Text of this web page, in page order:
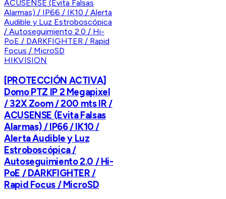
HIKVISION
[PROTECCIÓN ACTIVA]
Domo PTZ IP 2 Megapixel
/ 32X Zoom / 200 mts IR /
ACUSENSE (Evita Falsas
Alarmas) / IP66 / IK10 /
Alerta Audible y Luz
Estroboscópica /
Autoseguimiento 2.0 / Hi-
PoE / DARKFIGHTER /
Rapid Focus / MicroSD